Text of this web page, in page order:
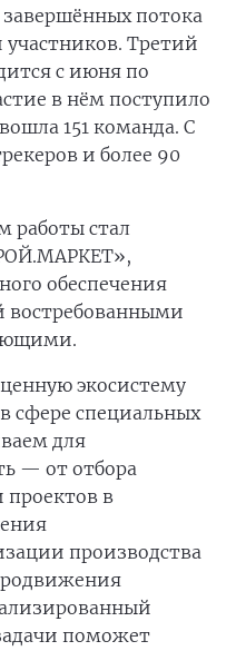
завершённых потока
Третий
с июня по
в нём поступило
151 команда. С
и более 90
работы стал
обеспечения
востребованными
экосистему
сфере специальных
для
— от отбора
проектов в
производства
поможет